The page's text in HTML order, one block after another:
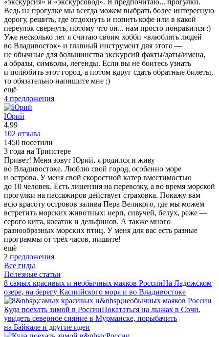
Ведь на прогулке мы всегда можем выбрать более интересную
дорогу, решить, где отдохнуть и попить кофе или в какой
переулок свернуть, потому что он... нам просто понравился :)
Уже несколько лет я считаю своим хобби «влюблять людей
во Владивосток» и главный инструмент для этого —
не обычные для большинства экскурсий факты/даты/имена,
а образы, символы, легенды. Если вы не боитесь узнать
и полюбить этот город, а потом вдруг сдать обратные билеты,
то обязательно напишите мне ;)
ещё
4 предложения
Юрий
4,99
102 отзыва
1450 посетили
3 года на Трипстере
Привет! Меня зовут Юрий, я родился и живу
во Владивостоке. Люблю свой город, особенно море
и острова. У меня свой скоростной катер вместимостью
до 10 человек. Есть лицензия на перевозку, а во время морской
прогулки на пассажиров действует страховка. Покажу вам
всю красоту островов залива Пера Великого, где мы можем
встретить морских животных: нерп, сивучей, белух, реже —
серого кита, косаток и дельфинов. А также много
разнообразных морских птиц. У меня для вас есть разные
программы от трёх часов, пишите!
ещё
2 предложения
Все гиды
Полезные статьи
8 самых красивых и необычных маяков РоссииНа Ладожском
озере, на берегу Каспийского моря и во Владивостоке
Куда поехать зимой в РоссииПокататься на лыжах в Сочи,
увидеть северное сияние в Мурманске, порыбачить
на Байкале и другие идеи